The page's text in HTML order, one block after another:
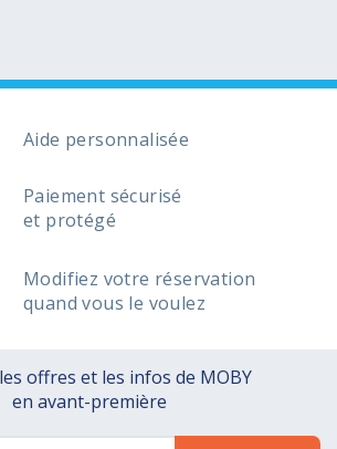
Aide personnalisée
Paiement sécurisé
et protégé
Modifiez votre réservation
quand vous le voulez
offres et les infos de MOBY
en avant-première